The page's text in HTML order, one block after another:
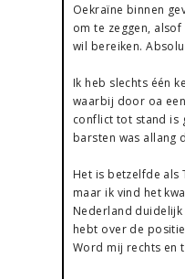
Oekraïne binnen
om te zeggen,
wil bereiken.
Ik heb slechts één
waarbij door oa
conflict tot stand is
barsten was allang
Het is betzelfde als
maar ik vind het
Nederland duidelijk
hebt over de
Word mij rechts en